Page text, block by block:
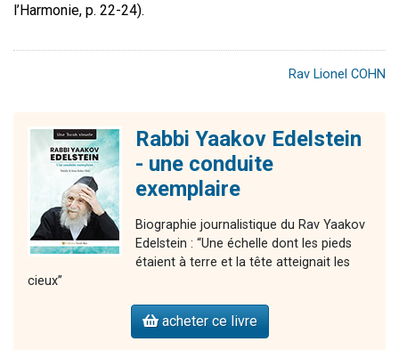
l’Harmonie, p. 22-24).
Rav Lionel COHN
Rabbi Yaakov Edelstein
- une conduite
exemplaire
Biographie journalistique du Rav Yaakov
Edelstein : “Une échelle dont les pieds
étaient à terre et la tête atteignait les
cieux”
acheter ce livre